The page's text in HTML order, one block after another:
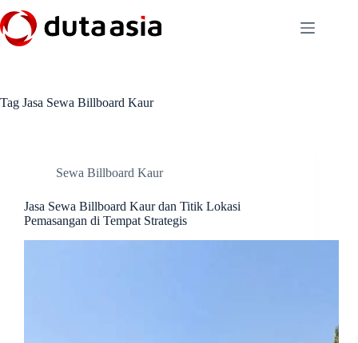
to
content
Tag Jasa Sewa Billboard Kaur
Sewa Billboard Kaur
Jasa Sewa Billboard Kaur dan Titik Lokasi
Pemasangan di Tempat Strategis